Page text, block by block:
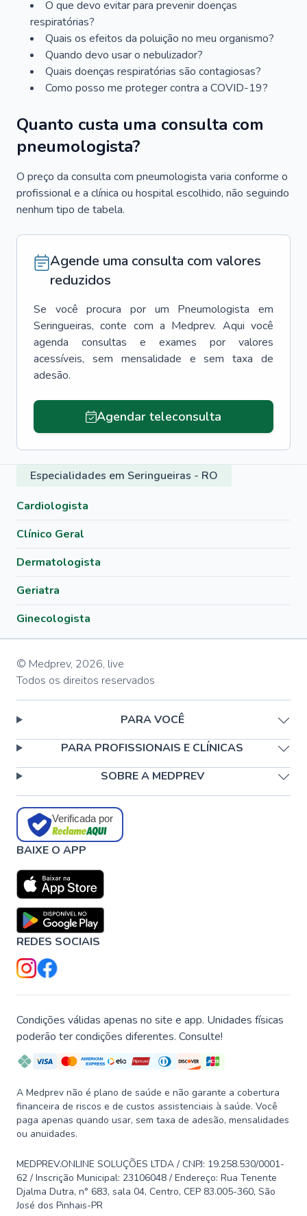
O que devo evitar para prevenir doenças
respiratórias?
Quais os efeitos da poluição no meu organismo?
Quando devo usar o nebulizador?
Quais doenças respiratórias são contagiosas?
Como posso me proteger contra a COVID-19?
Quanto custa uma consulta com
pneumologista?
O preço da consulta com pneumologista varia conforme o
profissional e a clínica ou hospital escolhido, não seguindo
nenhum tipo de tabela.
Agende uma consulta com valores
reduzidos
Se você procura por um Pneumologista
em
Seringueiras, conte com a Medprev. Aqui você
agenda consultas e exames por valores
acessíveis, sem mensalidade e sem taxa de
adesão.
Agendar teleconsulta
Especialidades em Seringueiras - RO
Cardiologista
Clínico Geral
Dermatologista
Geriatra
Ginecologista
© Medprev, 2026, live
Todos os direitos reservados
PARA VOCÊ
PARA PROFISSIONAIS E CLÍNICAS
SOBRE A MEDPREV
Verificada por
BAIXE O APP
REDES SOCIAIS
Condições válidas apenas no site e app. Unidades físicas
poderão ter condições diferentes. Consulte!
A Medprev não é plano de saúde e não garante a cobertura
financeira de riscos e de custos assistenciais à saúde. Você
paga apenas quando usar, sem taxa de adesão, mensalidades
ou anuidades.
MEDPREV.ONLINE SOLUÇÕES LTDA / CNPJ: 19.258.530/0001-
62 / Inscrição Municipal: 23106048 / Endereço: Rua Tenente
Djalma Dutra, n° 683, sala 04, Centro, CEP 83.005-360, São
José dos Pinhais-PR